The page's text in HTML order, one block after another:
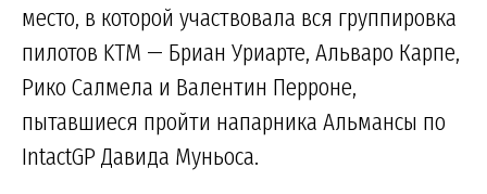
место, в которой участвовала вся группировка
пилотов KTM — Бриан Уриарте, Альваро Карпе,
Рико Салмела и Валентин Перроне,
пытавшиеся пройти напарника Альмансы по
IntactGP Давида Муньоса.